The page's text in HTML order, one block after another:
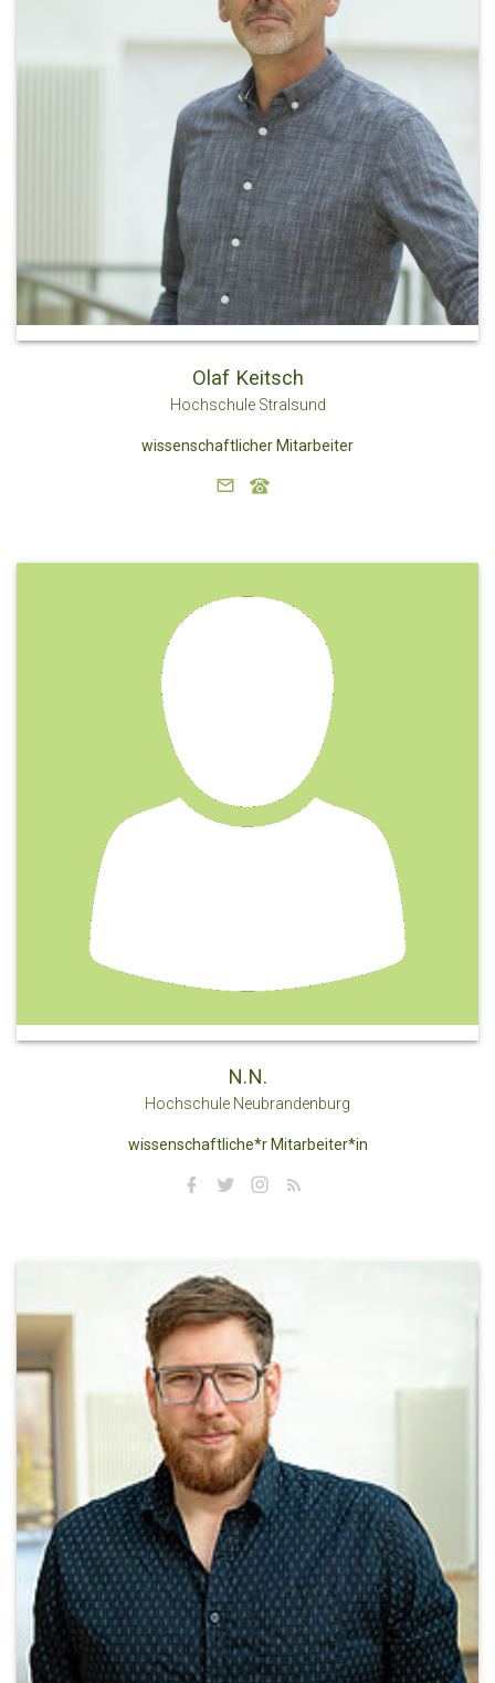
Olaf Keitsch
Hochschule Stralsund
wissenschaftlicher Mitarbeiter
N.N.
Hochschule Neubrandenburg
wissenschaftliche*r Mitarbeiter*in